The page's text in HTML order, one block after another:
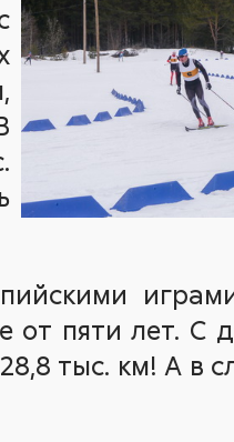
от пяти лет. С
тыс. км! А в